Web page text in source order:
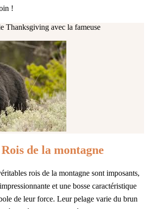
!
de la montagne
rois de la montagne sont imposants,
et une bosse caractéristique
de leur force. Leur pelage varie du brun